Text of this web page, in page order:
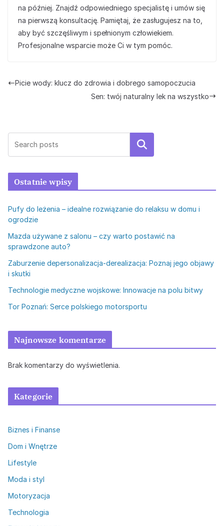
na później. Znajdź odpowiedniego specjalistę i umów się
na pierwszą konsultację. Pamiętaj, że zasługujesz na to,
aby być szczęśliwym i spełnionym człowiekiem.
Profesjonalne wsparcie może Ci w tym pomóc.
Picie wody: klucz do zdrowia i dobrego samopoczucia
Sen: twój naturalny lek na wszystko
Szukaj
Ostatnie wpisy
Pufy do leżenia – idealne rozwiązanie do relaksu w domu i
ogrodzie
Mazda używane z salonu – czy warto postawić na
sprawdzone auto?
Zaburzenie depersonalizacja-derealizacja: Poznaj jego objawy
i skutki
Technologie medyczne wojskowe: Innowacje na polu bitwy
Tor Poznań: Serce polskiego motorsportu
Najnowsze komentarze
Brak komentarzy do wyświetlenia.
Kategorie
Biznes i Finanse
Dom i Wnętrze
Lifestyle
Moda i styl
Motoryzacja
Technologia